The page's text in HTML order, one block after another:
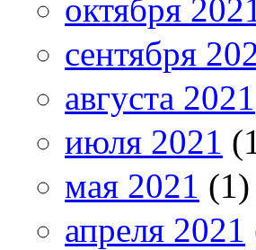
октября
сентября
августа 2021
июля 2021
мая 2021 (1)
апреля 2021